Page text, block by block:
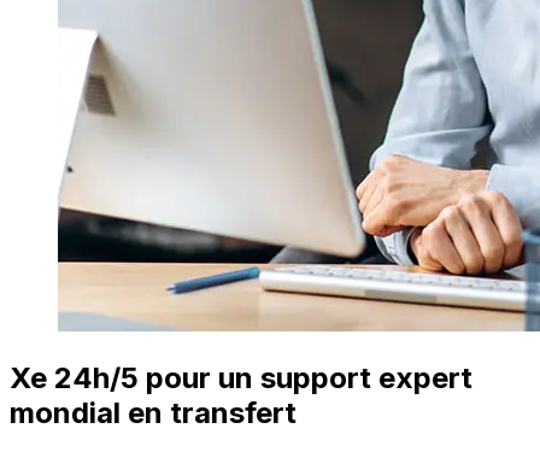
Xe 24h/5 pour un support expert
mondial en transfert